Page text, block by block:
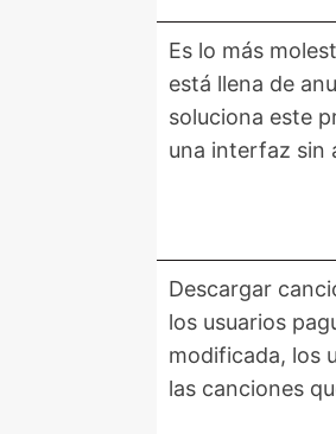
Es lo más
está llena de
soluciona este
una interfaz sin
Descargar
los usuarios
modificada, los
las canciones